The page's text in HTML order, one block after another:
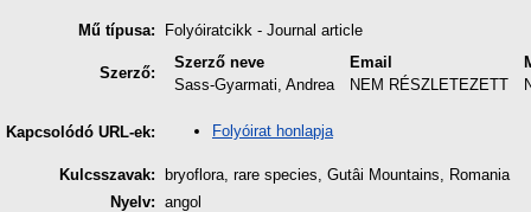
Mű típusa: Folyóiratcikk - Journal article
Szerző:
Szerző neve Email
Sass-Gyarmati, Andrea
NEM RÉSZLETEZETT
Kapcsolódó URL-ek: Folyóirat honlapja
Kulcsszavak: bryoflora, rare species, Gutâi Mountains, Romania
Nyelv: angol